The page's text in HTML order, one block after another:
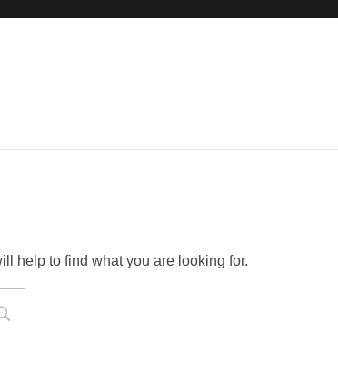
help to find what you are looking for.